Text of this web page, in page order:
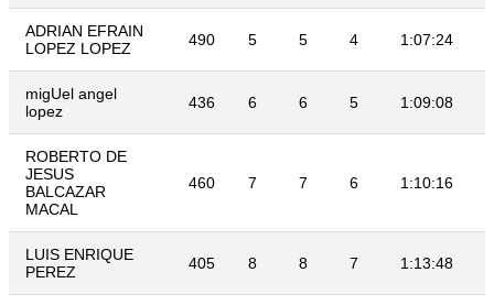
ADRIAN EFRAIN
LOPEZ LOPEZ
490 5 5 4 1:07:24
migUel angel
lopez
436 6 6 5 1:09:08
ROBERTO DE
JESUS
BALCAZAR
MACAL
460 7 7 6 1:10:16
LUIS ENRIQUE
PEREZ
405 8 8 7 1:13:48